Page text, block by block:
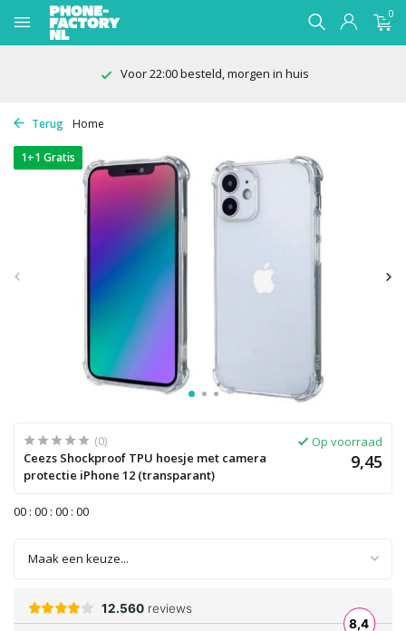
0
Terug Home
1+1 Gratis
(0)
Ceezs Shockproof TPU hoesje met camera
protectie iPhone 12 (transparant)
Op voorraad
9,45
00 : 00 : 00 : 00